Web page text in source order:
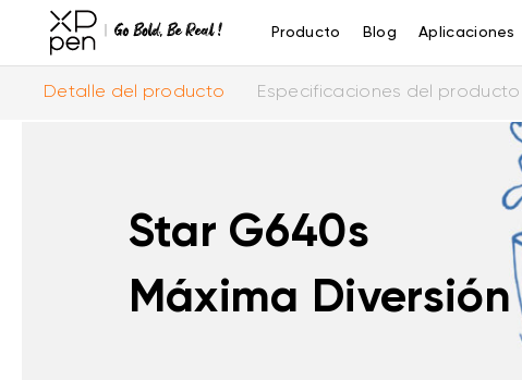
Producto Blog Aplicaciones
Detalle del producto Especificaciones del producto
Star G640s
Máxima